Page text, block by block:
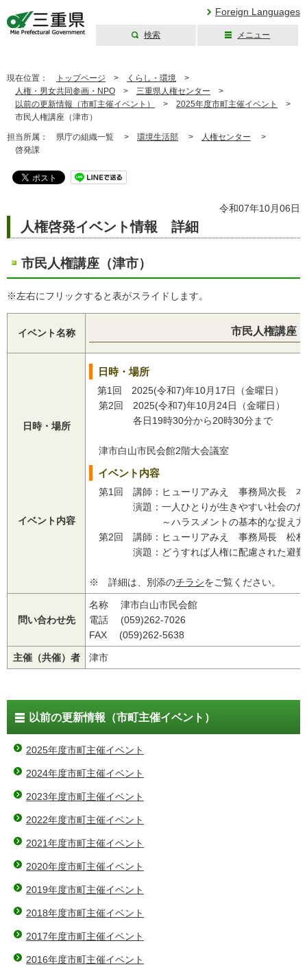
Foreign Languages
検索 メニュー
現在位置： トップページ > くらし・環境 >
人権・男女共同参画・NPO > 三重県人権センター >
以前の更新情報（市町主催イベント）
> 2025年度市町主催イベント
>
市民人権講座（津市）
担当所属： 県庁の組織一覧 > 環境生活部 > 人権センター >
啓発課
令和07年10月06日
人権啓発イベント情報 詳細
市民人権講座（津市）
※左右にフリックすると表がスライドします。
イベント名称 市民人権講座
日時・場所
イベント内容
日時・場所
第1回 2025(令和7)年10月17日（金曜日）
第2回 2025(令和7)年10月24日（金曜日）
各日19時30分から20時30分まで
津市白山市民会館2階大会議室
イベント内容
第1回 講師：ヒューリアみえ 事務局次長
演題：一人ひとりが生きやすい社会のた
～ハラスメントの基本的な捉え方
第2回 講師：ヒューリアみえ 事務局長 松
演題：どうすれば人権に配慮された避難所
※ 詳細は、別添のチラシをご覧ください。
問い合わせ先
名称 津市白山市民会館
電話 (059)262-7026
FAX (059)262-5638
主催（共催）者 津市
以前の更新情報（市町主催イベント）
2025年度市町主催イベント
2024年度市町主催イベント
2023年度市町主催イベント
2022年度市町主催イベント
2021年度市町主催イベント
2020年度市町主催イベント
2019年度市町主催イベント
2018年度市町主催イベント
2017年度市町主催イベント
2016年度市町主催イベント